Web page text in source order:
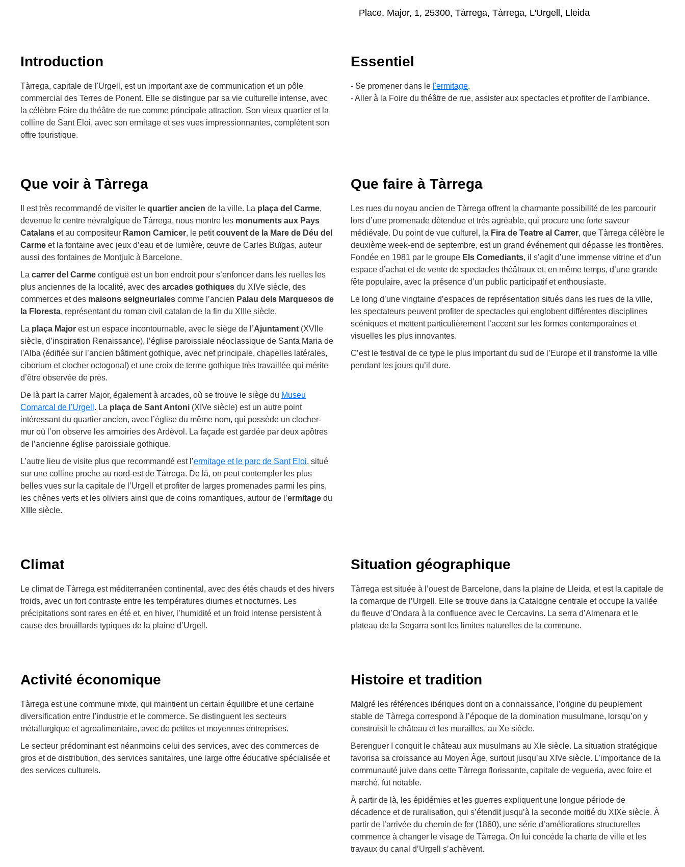
Place, Major, 1, 25300, Tàrrega, Tàrrega, L'Urgell, Lleida
Introduction
Tàrrega, capitale de l'Urgell, est un important axe de communication et un pôle
commercial des Terres de Ponent. Elle se distingue par sa vie culturelle intense, avec
la célèbre Foire du théâtre de rue comme principale attraction. Son vieux quartier et la
colline de Sant Eloi, avec son ermitage et ses vues impressionnantes, complètent son
offre touristique.
Essentiel
- Se promener dans le l'ermitage.
- Aller à la Foire du théâtre de rue, assister aux spectacles et profiter de l'ambiance.
Que voir à Tàrrega
Il est très recommandé de visiter le quartier ancien de la ville. La plaça del Carme,
devenue le centre névralgique de Tàrrega, nous montre les monuments aux Pays
Catalans et au compositeur Ramon Carnicer, le petitcouvent de la Mare de Déu del
Carme et la fontaine avec jeux d’eau et de lumière, œuvre de Carles Buïgas, auteur
aussi des fontaines de Montjuïc à Barcelone.
La carrer del Carme contiguë est un bon endroit pour s’enfoncer dans les ruelles les
plus anciennes de la localité, avec des arcades gothiques du XIVe siècle, des
commerces et des maisons seigneuriales comme l’ancien Palau dels Marquesos de
la Floresta, représentant du roman civil catalan de la fin du XIIIe siècle.
La plaça Major est un espace incontournable, avec le siège de l’Ajuntament (XVIIe
siècle, d’inspiration Renaissance), l’église paroissiale néoclassique de Santa Maria de
l'Alba (édifiée sur l’ancien bâtiment gothique, avec nef principale, chapelles latérales,
ciborium et clocher octogonal) et une croix de terme gothique très travaillée qui mérite
d’être observée de près.
De là part la carrer Major, également à arcades, où se trouve le siège du Museu
Comarcal de l'Urgell . La plaça de Sant Antoni (XIVe siècle) est un autre point
intéressant du quartier ancien, avec l’église du même nom, qui possède un clocher-
mur où l’on observe les armoiries des Ardèvol. La façade est gardée par deux apôtres
de l’ancienne église paroissiale gothique.
L’autre lieu de visite plus que recommandé est l’ermitage et le parc de Sant Eloi, situé
sur une colline proche au nord-est de Tàrrega. De là, on peut contempler les plus
belles vues sur la capitale de l’Urgell et profiter de larges promenades parmi les pins,
les chênes verts et les oliviers ainsi que de coins romantiques, autour de l’ermitage du
XIIIe siècle.
Que faire à Tàrrega
Les rues du noyau ancien de Tàrrega offrent la charmante possibilité de les parcourir
lors d’une promenade détendue et très agréable, qui procure une forte saveur
médiévale. Du point de vue culturel, la Fira de Teatre al Carrer, que Tàrrega célèbre le
deuxième week-end de septembre, est un grand événement qui dépasse les frontières.
Fondée en 1981 par le groupe Els Comediants, il s’agit d’une immense vitrine et d’un
espace d’achat et de vente de spectacles théâtraux et, en même temps, d’une grande
fête populaire, avec la présence d’un public participatif et enthousiaste.
Le long d’une vingtaine d’espaces de représentation situés dans les rues de la ville,
les spectateurs peuvent profiter de spectacles qui englobent différentes disciplines
scéniques et mettent particulièrement l’accent sur les formes contemporaines et
visuelles les plus innovantes.
C’est le festival de ce type le plus important du sud de l’Europe et il transforme la ville
pendant les jours qu’il dure.
Climat
Le climat de Tàrrega est méditerranéen continental, avec des étés chauds et des hivers
froids, avec un fort contraste entre les températures diurnes et nocturnes. Les
précipitations sont rares en été et, en hiver, l’humidité et un froid intense persistent à
cause des brouillards typiques de la plaine d’Urgell.
Situation géographique
Tàrrega est située à l’ouest de Barcelone, dans la plaine de Lleida, et est la capitale de
la comarque de l’Urgell. Elle se trouve dans la Catalogne centrale et occupe la vallée
du fleuve d’Ondara à la confluence avec le Cercavins. La serra d’Almenara et le
plateau de la Segarra sont les limites naturelles de la commune.
Activité économique
Tàrrega est une commune mixte, qui maintient un certain équilibre et une certaine
diversification entre l’industrie et le commerce. Se distinguent les secteurs
métallurgique et agroalimentaire, avec de petites et moyennes entreprises.
Le secteur prédominant est néanmoins celui des services, avec des commerces de
gros et de distribution, des services sanitaires, une large offre éducative spécialisée et
des services culturels.
Histoire et tradition
Malgré les références ibériques dont on a connaissance, l’origine du peuplement
stable de Tàrrega correspond à l’époque de la domination musulmane, lorsqu’on y
construisit le château et les murailles, au Xe siècle.
Berenguer I conquit le château aux musulmans au XIe siècle. La situation stratégique
favorisa sa croissance au Moyen Âge, surtout jusqu’au XIVe siècle. L’importance de la
communauté juive dans cette Tàrrega florissante, capitale de vegueria, avec foire et
marché, fut notable.
À partir de là, les épidémies et les guerres expliquent une longue période de
décadence et de ruralisation, qui s’étendit jusqu’à la seconde moitié du XIXe siècle. À
partir de l’arrivée du chemin de fer (1860), une série d’améliorations structurelles
commence à changer le visage de Tàrrega. On lui concède la charte de ville et les
travaux du canal d’Urgell s’achèvent.